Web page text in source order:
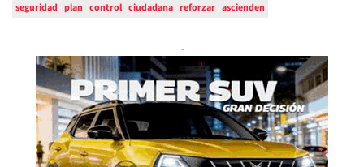
seguridad plan control ciudadana reforzar ascienden